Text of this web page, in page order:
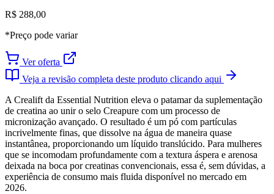
R$ 288,00
*Preço pode variar
Ver oferta
Veja a revisão completa deste produto clicando aqui
A Crealift da Essential Nutrition eleva o patamar da suplementação
de creatina ao unir o selo Creapure com um processo de
micronização avançado. O resultado é um pó com partículas
incrivelmente finas, que dissolve na água de maneira quase
instantânea, proporcionando um líquido translúcido. Para mulheres
que se incomodam profundamente com a textura áspera e arenosa
deixada na boca por creatinas convencionais, essa é, sem dúvidas, a
experiência de consumo mais fluida disponível no mercado em
2026.